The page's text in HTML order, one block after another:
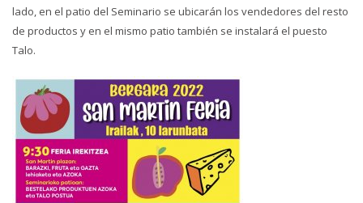
lado, en el patio del Seminario se ubicarán los vendedores del resto
de productos y en el mismo patio también se instalará el puesto
Talo.